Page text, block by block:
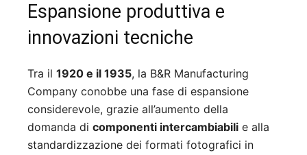
Espansione produttiva e
innovazioni tecniche
Tra il 1920 e il 1935, la B&R Manufacturing
Company conobbe una fase di espansione
considerevole, grazie all’aumento della
domanda di componenti intercambiabili e alla
standardizzazione dei formati fotografici in